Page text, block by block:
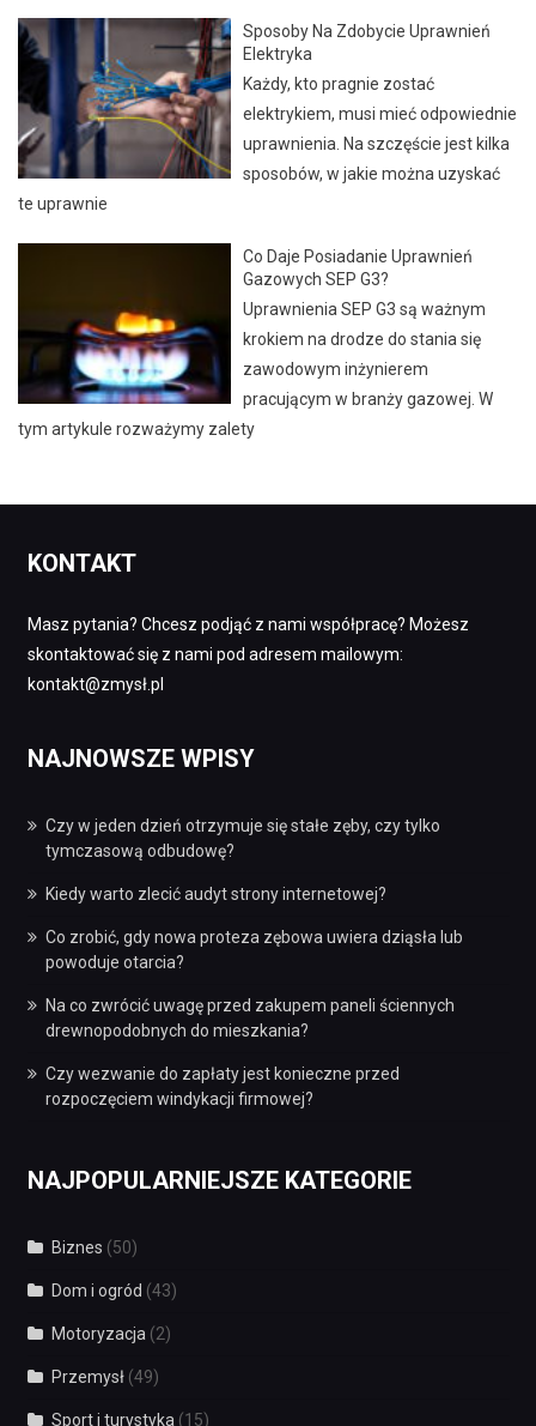
Sposoby Na Zdobycie Uprawnień
Elektryka
Każdy, kto pragnie zostać
elektrykiem, musi mieć odpowiednie
uprawnienia. Na szczęście jest kilka
sposobów, w jakie można uzyskać
te uprawnie
Co Daje Posiadanie Uprawnień
Gazowych SEP G3?
Uprawnienia SEP G3 są ważnym
krokiem na drodze do stania się
zawodowym inżynierem
pracującym w branży gazowej. W
tym artykule rozważymy zalety
KONTAKT
Masz pytania? Chcesz podjąć z nami współpracę? Możesz
skontaktować się z nami pod adresem mailowym:
kontakt@zmysł.pl
NAJNOWSZE WPISY
Czy w jeden dzień otrzymuje się stałe zęby, czy tylko
tymczasową odbudowę?
Kiedy warto zlecić audyt strony internetowej?
Co zrobić, gdy nowa proteza zębowa uwiera dziąsła lub
powoduje otarcia?
Na co zwrócić uwagę przed zakupem paneli ściennych
drewnopodobnych do mieszkania?
Czy wezwanie do zapłaty jest konieczne przed
rozpoczęciem windykacji firmowej?
NAJPOPULARNIEJSZE KATEGORIE
Biznes (50)
Dom i ogród (43)
Motoryzacja(2)
Przemysł(49)
Sport i turystyka(15)